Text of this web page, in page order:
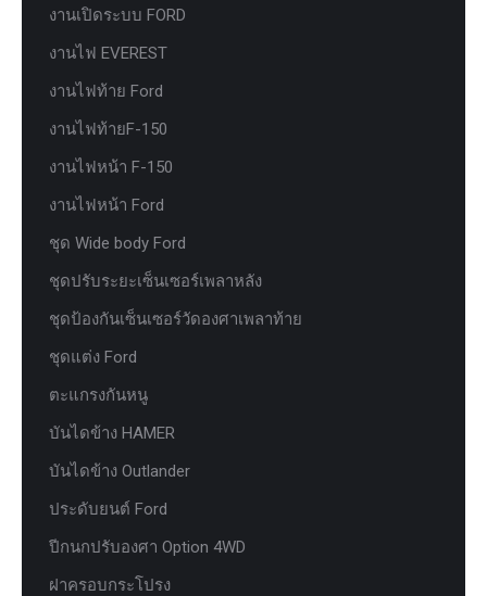
งานเปิดระบบ FORD
งานไฟ EVEREST
งานไฟท้าย Ford
งานไฟท้ายF-150
งานไฟหน้า F-150
งานไฟหน้า Ford
ชุด Wide body Ford
ชุดปรับระยะเซ็นเซอร์เพลาหลัง
ชุดป้องกันเซ็นเซอร์วัดองศาเพลาท้าย
ชุดแต่ง Ford
ตะแกรงกันหนู
บันไดข้าง HAMER
บันไดข้าง Outlander
ประดับยนต์ Ford
ปีกนกปรับองศา Option 4WD
ฝาครอบกระโปรง